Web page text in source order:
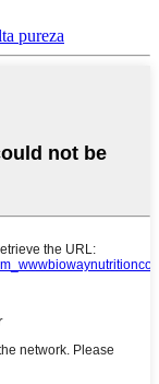
pureza